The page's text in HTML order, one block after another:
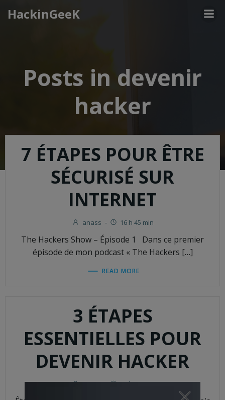
HackinGeeK
Posts in devenir
hacker
7 ÉTAPES POUR ÊTRE
SÉCURISÉ SUR
INTERNET
anass - 16 h 45 min
The Hackers Show – Épisode 1 Dans ce premier
épisode de mon podcast « The Hackers […]
READ MORE
3 ÉTAPES
ESSENTIELLES POUR
DEVENIR HACKER
anass - 16 h 04 min